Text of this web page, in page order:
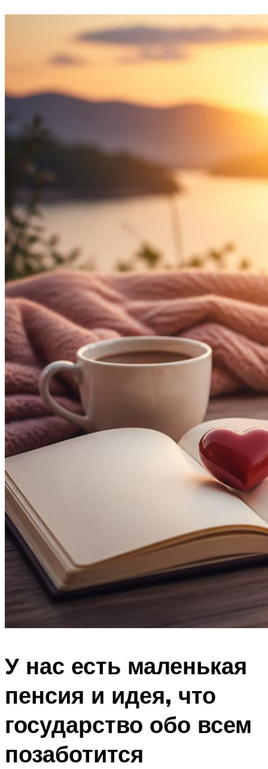
У нас есть маленькая
пенсия и идея, что
государство обо всем
позаботится